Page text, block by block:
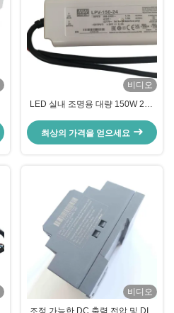
비디오
LED 실내 조명용 대량 150W 24V
치
최상의 가격을 얻으세요
비디오
조정 가능한 DC 출력 전압 및 DIN